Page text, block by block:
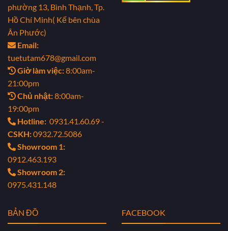
phường 13, Bình Thạnh, Tp.
Hồ Chí Minh( Kế bên chùa
Ân Phước)
Email:
tuetutam678@gmail.com
Giờ làm việc:8:00am-
21:00pm
Chủ nhật:8:00am-
19:00pm
Hotline: 0931.41.60.69 -
CSKH:0932.72.5086
Showroom 1:
0912.463.193
Showroom 2:
0975.431.148
BẢN ĐỒ FACEBOOK